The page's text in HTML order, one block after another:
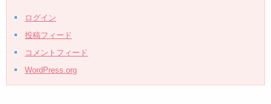
ログイン
投稿フィード
コメントフィード
WordPress.org